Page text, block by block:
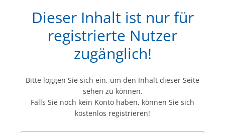
Dieser Inhalt ist nur für
registrierte Nutzer
zugänglich!
Bitte loggen Sie sich ein, um den Inhalt dieser Seite
sehen zu können.
Falls Sie noch kein Konto haben, können Sie sich
kostenlos registrieren!